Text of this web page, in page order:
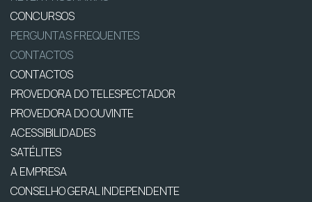
CONCURSOS
PERGUNTAS FREQUENTES
CONTACTOS
CONTACTOS
PROVEDORA DO TELESPECTADOR
PROVEDORA DO OUVINTE
ACESSIBILIDADES
SATÉLITES
A EMPRESA
CONSELHO GERAL INDEPENDENTE